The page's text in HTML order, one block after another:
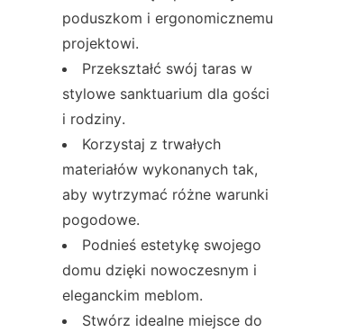
poduszkom i ergonomicznemu
projektowi.
Przekształć swój taras w
stylowe sanktuarium dla gości
i rodziny.
Korzystaj z trwałych
materiałów wykonanych tak,
aby wytrzymać różne warunki
pogodowe.
Podnieś estetykę swojego
domu dzięki nowoczesnym i
eleganckim meblom.
Stwórz idealne miejsce do